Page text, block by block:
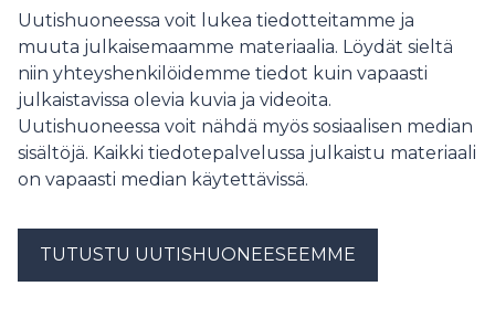
Uutishuoneessa voit lukea tiedotteitamme ja
muuta julkaisemaamme materiaalia. Löydät sieltä
niin yhteyshenkilöidemme tiedot kuin vapaasti
julkaistavissa olevia kuvia ja videoita.
Uutishuoneessa voit nähdä myös sosiaalisen median
sisältöjä. Kaikki tiedotepalvelussa julkaistu materiaali
on vapaasti median käytettävissä.
TUTUSTU UUTISHUONEESEEMME